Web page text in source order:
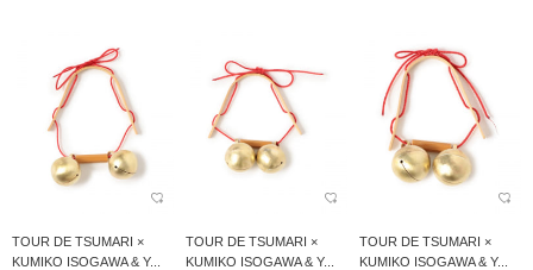
TOUR DE TSUMARI ×
KUMIKO ISOGAWA & Y...
TOUR DE TSUMARI ×
KUMIKO ISOGAWA & Y...
TOUR DE TSUMARI ×
KUMIKO ISOGAWA & Y...